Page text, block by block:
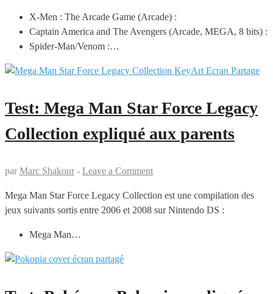
X-Men : The Arcade Game (Arcade) :
Captain America and The Avengers (Arcade, MEGA, 8 bits) :
Spider-Man/Venom :…
Test: Mega Man Star Force Legacy
Collection expliqué aux parents
par Marc Shakour - Leave a Comment
Mega Man Star Force Legacy Collection est une compilation des
jeux suivants sortis entre 2006 et 2008 sur Nintendo DS :
Mega Man…